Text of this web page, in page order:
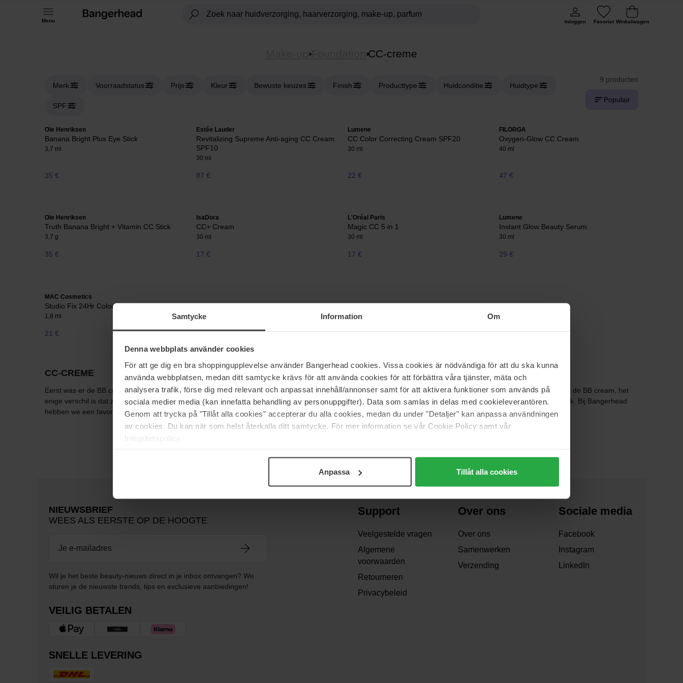
Samtycke Information Om
Denna webbplats använder cookies
För att ge dig en bra shoppingupplevelse använder Bangerhead cookies. Vissa cookies är nödvändiga för att du ska kunna
använda webbplatsen, medan ditt samtycke krävs för att använda cookies för att förbättra våra tjänster, mäta och
analysera trafik, förse dig med relevant och anpassat innehåll/annonser samt för att aktivera funktioner som används på
sociala medier media (kan innefatta behandling av personuppgifter). Data som samlas in delas med cookieleverantören.
Genom att trycka på "Tillåt alla cookies" accepterar du alla cookies, medan du under "Detaljer" kan anpassa användningen
av cookies. Du kan när som helst återkalla ditt samtycke. För mer information se vår Cookie Policy samt vår
Integritetspolicy.
Anpassa Tillåt alla cookies
Menu Inloggen Favoriet Winkelwagen
Foundation CC-creme
Merk Voorraadstatus Prijs Kleur Bewuste keuzes Finish Producttype Huidconditie Huidtype
SPF
9 producten
Populair
Ole Henriksen
Banana Bright Plus Eye Stick
3,7 ml
35 €
Estée Lauder
Revitalizing Supreme Anti-aging CC Cream
SPF10
30 ml
87 €
Lumene
CC Color Correcting Cream SPF20
30 ml
22 €
FILORGA
Oxygen-Glow CC Cream
40 ml
47 €
Ole Henriksen
Truth Banana Bright + Vitamin CC Stick
3,7 g
35 €
IsaDora
CC+ Cream
30 ml
17 €
L'Oréal Paris
Magic CC 5 in 1
30 ml
17 €
Lumene
Instant Glow Beauty Serum
30 ml
29 €
MAC Cosmetics
Studio Fix 24Hr Colour Corrector
1,8 ml
21 € Niet op voorraad
CC-CREME
Eerst was er de BB cream, en daarna kwam het kleine zusje in de vorm van de CC cream. Deze kleine mirakelcrème werkt op dezelfde manier als haar voorganger de BB cream, het
enige verschil is dat ze een meer dekkend effect heeft. Perfect voor als je niet te lang voor de spiegel wilt staan, maar toch het huis wilt verlaten met de perfecte look. Bij Bangerhead
hebben we een favoriet die L’Oreal CC Cream Mauve heet, maar je vindt er nog veel meer zoals Lumene, Make Up Store en Kerastase.
NIEUWSBRIEF
WEES ALS EERSTE OP DE HOOGTE
Wil je het beste beauty-nieuws direct in je inbox ontvangen? We
sturen je de nieuwste trends, tips en exclusieve aanbiedingen!
VEILIG BETALEN
SNELLE LEVERING
Support
Veelgestelde vragen
Algemene
voorwaarden
Retourneren
Privacybeleid
Over ons
Over ons
Samenwerken
Verzending
Sociale media
Facebook
Instagram
LinkedIn